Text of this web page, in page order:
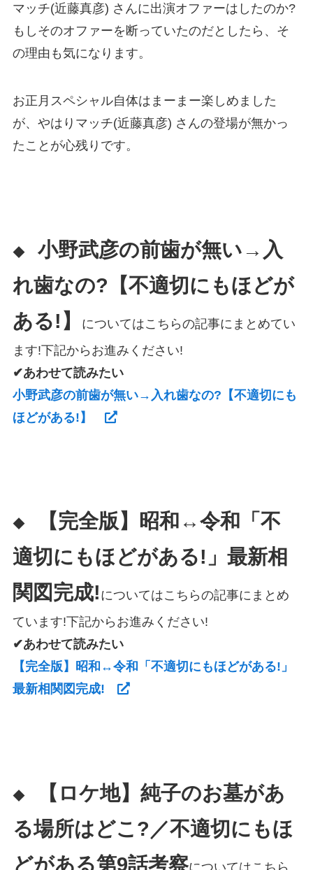
マッチ(近藤真彦) さんに出演オファーはしたのか?
もしそのオファーを断っていたのだとしたら、そ
の理由も気になります。
お正月スペシャル自体はまーまー楽しめました
が、やはりマッチ(近藤真彦) さんの登場が無かっ
たことが心残りです。
◆ 小野武彦の前歯が無い→入
れ歯なの?【不適切にもほどが
ある!】
についてはこちらの記事にまとめてい
ます!下記からお進みください!
✔あわせて読みたい
小野武彦の前歯が無い→入れ歯なの?【不適切にも
ほどがある!】
◆
【完全版】昭和↔令和「不
適切にもほどがある!」最新相
関図完成! についてはこちらの記事にまとめ
ています!下記からお進みください!
✔あわせて読みたい
【完全版】昭和↔令和「不適切にもほどがある!」
最新相関図完成!
◆
【ロケ地】純子のお墓があ
る場所はどこ?／不適切にもほ
どがある第9話考察についてはこちら